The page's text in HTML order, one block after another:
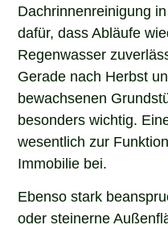
Dachrinnenreinigung
dafür, dass Abläufe
Regenwasser
Gerade nach Herbst
bewachsenen
besonders wichtig.
wesentlich zur
Immobilie bei.
Ebenso stark
oder steinerne